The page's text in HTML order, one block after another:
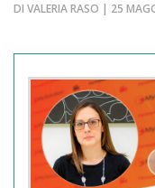
DI VALERIA RASO | 25